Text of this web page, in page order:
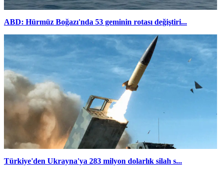
ABD: Hürmüz Boğazı'nda 53 geminin rotası değiştiri...
Türkiye'den Ukrayna'ya 283 milyon dolarlık silah s...